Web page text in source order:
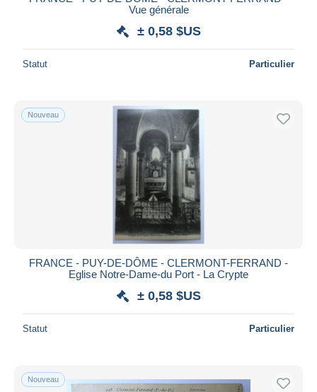
Vue générale
± 0,58 $US
Statut Particulier
Nouveau
FRANCE - PUY-DE-DÔME - CLERMONT-FERRAND -
Eglise Notre-Dame-du Port - La Crypte
± 0,58 $US
Statut Particulier
Nouveau